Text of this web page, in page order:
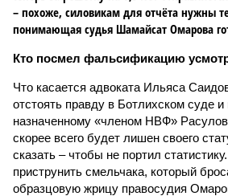
– похоже, силовикам для отчёта нужны
понимающая судья Шамайсат Омарова
Кто посмел фальсификацию
Что касается адвоката Ильяса
отстоять правду в Ботлихском суде
назначенному «членом НВФ»
скорее всего будет лишен своего
сказать – чтобы не портил
приструнить смельчака, который
образцовую жрицу правосудия